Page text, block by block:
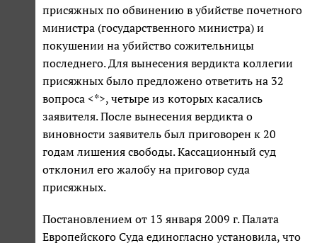
присяжных по обвинению в убийстве почетного
министра (государственного министра) и
покушении на убийство сожительницы
последнего. Для вынесения вердикта коллегии
присяжных было предложено ответить на 32
вопроса <*>, четыре из которых касались
заявителя. После вынесения вердикта о
виновности заявитель был приговорен к 20
годам лишения свободы. Кассационный суд
отклонил его жалобу на приговор суда
присяжных.
Постановлением от 13 января 2009 г. Палата
Европейского Суда единогласно установила, что